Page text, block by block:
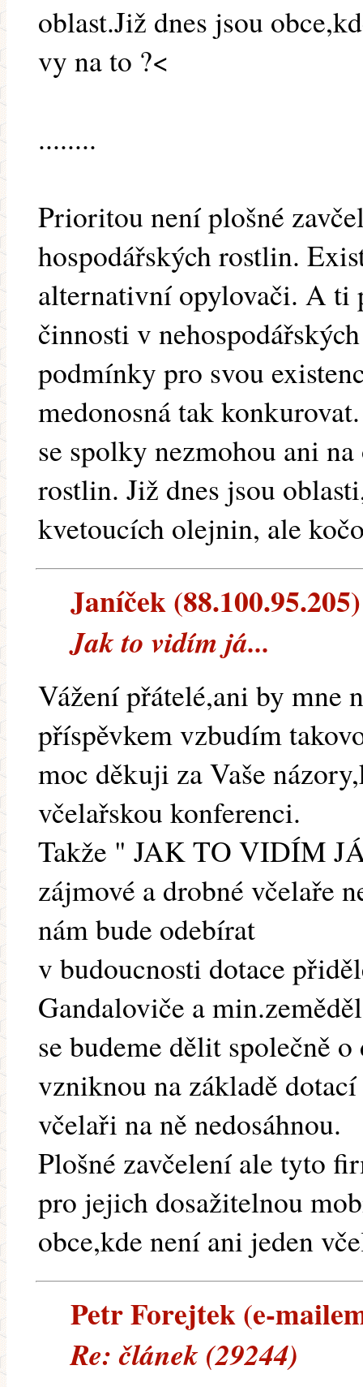
oblast.Již dnes jsou
vy na to ?<
........
Prioritou není plošné
hospodářských rostlin.
alternativní opylovači. A ti
činnosti v
podmínky pro svou
medonosná tak
se spolky nezmohou ani
rostlin. Již dnes jsou
kvetoucích olejnin, ale
Janíček
Jak to vidím já...
Vážení přátelé,ani by mne
příspěvkem vzbudím
moc děkuji za Vaše
včelařskou konferenci.
Takže " JAK TO VIDÍM
zájmové a drobné včelaře
nám bude odebírat
v budoucnosti dotace
Gandaloviče a
se budeme dělit společně
vzniknou na základě
včelaři na ně nedosáhnou.
Plošné zavčelení ale tyto
pro jejich dosažitelnou
obce,kde není ani jeden
Petr Forejtek (e-
Re: článek (29244)